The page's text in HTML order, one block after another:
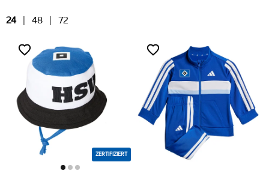
24 48 72
ZERTIFIZIERT